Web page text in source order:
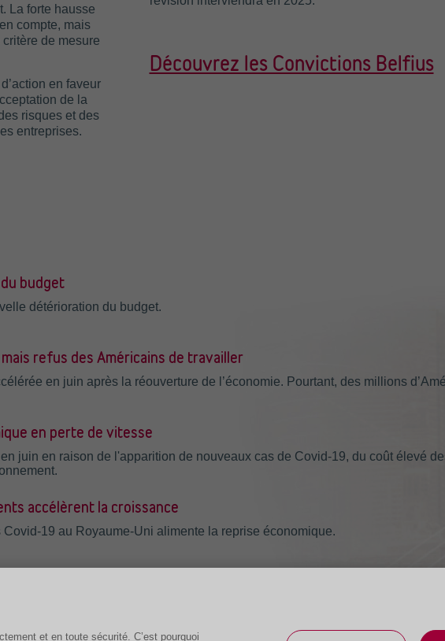
La forte hausse
compte, mais
critère de mesure
en faveur
de la
risques et des
entreprises.
Découvrez les Convictions Belfius
budget
détérioration du budget.
refus des Américains de travailler
en juin après la réouverture de l’économie. Pourtant, des millions
en perte de vitesse
juin en raison de l'apparition de nouveaux cas de Covid-19, du coût élevé
accélèrent la croissance
Covid-19 au Royaume-Uni alimente la reprise économique.
et en toute sécurité. C’est pourquoi